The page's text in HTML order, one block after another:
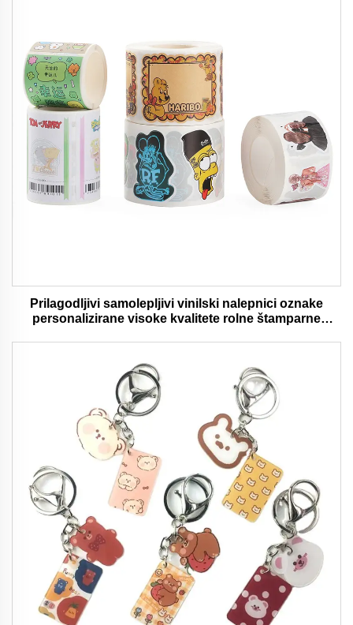
Prilagodljivi samolepljivi vinilski nalepnici oznake
personalizirane visoke kvalitete rolne štamparne